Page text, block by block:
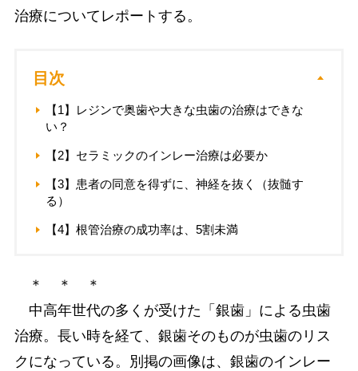
治療についてレポートする。
目次
【1】レジンで奥歯や大きな虫歯の治療はできな
い？
【2】セラミックのインレー治療は必要か
【3】患者の同意を得ずに、神経を抜く（抜髄す
る）
【4】根管治療の成功率は、5割未満
＊ ＊ ＊
中高年世代の多くが受けた「銀歯」による虫歯
治療。長い時を経て、銀歯そのものが虫歯のリス
クになっている。別掲の画像は、銀歯のインレー